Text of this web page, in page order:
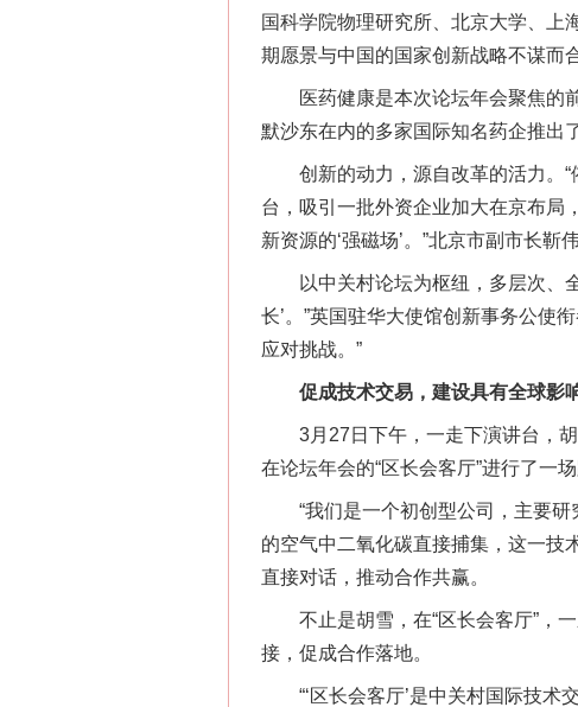
国科学院物理研究所、北京大学、上
期愿景与中国的国家创新战略不谋而
医药健康是本次论坛年会聚焦的前
默沙东在内的多家国际知名药企推出
创新的动力，源自改革的活力。“
台，吸引一批外资企业加大在京布局
新资源的‘强磁场’。”北京市副市长靳
以中关村论坛为枢纽，多层次、全
长’。”英国驻华大使馆创新事务公使
应对挑战。”
促成技术交易，建设具有全球影
3月27日下午，一走下演讲台，胡
在论坛年会的“区长会客厅”进行了一场
“我们是一个初创型公司，主要研
的空气中二氧化碳直接捕集，这一技
直接对话，推动合作共赢。
不止是胡雪，在“区长会客厅”，一
接，促成合作落地。
“‘区长会客厅’是中关村国际技术